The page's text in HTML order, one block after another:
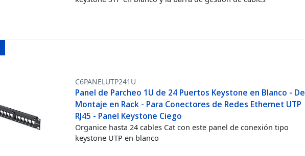
C6PANELUTP241U
Panel de Parcheo 1U de 24 Puertos Keystone en Blanco - De
Montaje en Rack - Para Conectores de Redes Ethernet UTP
RJ45 - Panel Keystone Ciego
Organice hasta 24 cables Cat con este panel de conexión tipo
keystone UTP en blanco